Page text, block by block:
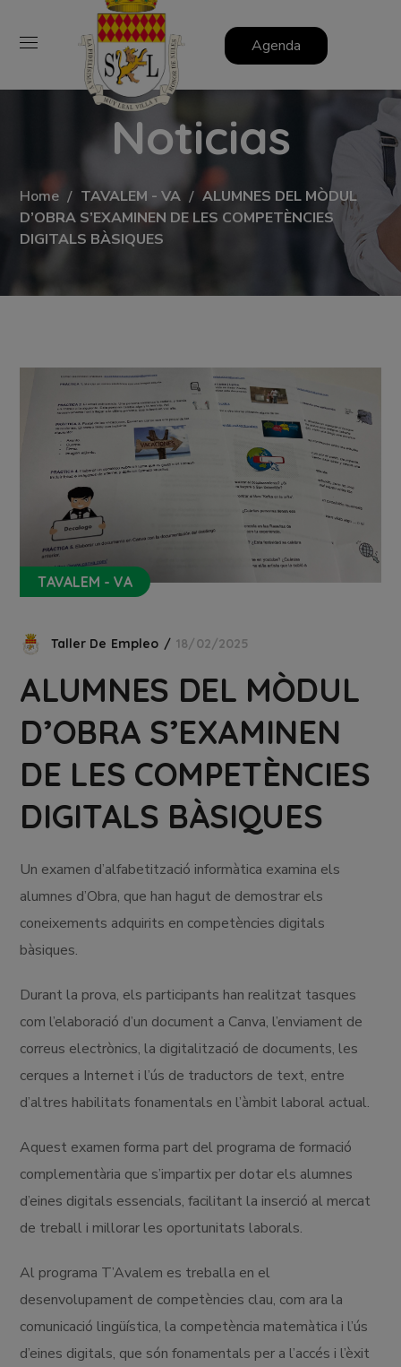
Agenda
Noticias
Home TAVALEM - VA
ALUMNES DEL MÒDUL
D’OBRA S’EXAMINEN DE LES COMPETÈNCIES
DIGITALS BÀSIQUES
TAVALEM - VA
Taller De Empleo 18/02/2025
ALUMNES DEL MÒDUL
D’OBRA S’EXAMINEN
DE LES COMPETÈNCIES
DIGITALS BÀSIQUES
Un examen d’alfabetització informàtica examina els
alumnes d’Obra, que han hagut de demostrar els
coneixements adquirits en competències digitals
bàsiques.
Durant la prova, els participants han realitzat tasques
com l’elaboració d’un document a Canva, l’enviament de
correus electrònics, la digitalització de documents, les
cerques a Internet i l’ús de traductors de text, entre
d’altres habilitats fonamentals en l’àmbit laboral actual.
Aquest examen forma part del programa de formació
complementària que s’impartix per dotar els alumnes
d’eines digitals essencials, facilitant la inserció al mercat
de treball i millorar les oportunitats laborals.
Al programa T’Avalem es treballa en el
desenvolupament de competències clau, com ara la
comunicació lingüística, la competència matemàtica i l’ús
d’eines digitals, que són fonamentals per a l’accés i l’èxit